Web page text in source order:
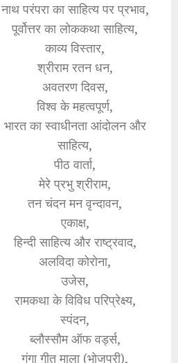
नाथ परंपरा का साहित्य पर प्रभाव,
पूर्वोत्तर का लोककथा साहित्य,
काव्य विस्तार,
श्रीराम रतन धन,
अवतरण दिवस,
विश्व के महत्वपूर्ण,
भारत का स्वाधीनता आंदोलन और
साहित्य,
पीठ वार्ता,
मेरे प्रभु श्रीराम,
तन चंदन मन वृन्दावन,
एकाक्ष,
हिन्दी साहित्य और राष्ट्रवाद,
अलविदा कोरोना,
उजेस,
रामकथा के विविध परिप्रेक्ष्य,
स्पंदन,
ब्लौस्सौम ऑफ वर्ड्स,
गंगा गीत माला (भोजपुरी),